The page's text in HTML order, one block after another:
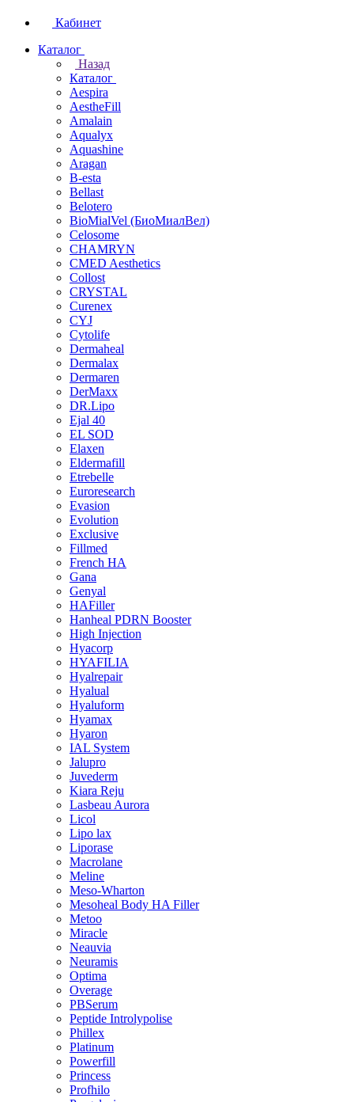
Кабинет
Каталог
Назад
Каталог
Aespira
AestheFill
Amalain
Aqualyx
Aquashine
Aragan
B-esta
Bellast
Belotero
BioMialVel (БиоМиалВел)
Celosome
CHAMRYN
CMED Aesthetics
Collost
CRYSTAL
Curenex
CYJ
Cytolife
Dermaheal
Dermalax
Dermaren
DerMaxx
DR.Lipo
Ejal 40
EL SOD
Elaxen
Eldermafill
Etrebelle
Euroresearch
Evasion
Evolution
Exclusive
Fillmed
French HA
Gana
Genyal
HAFiller
Hanheal PDRN Booster
High Injection
Hyacorp
HYAFILIA
Hyalrepair
Hyalual
Hyaluform
Hyamax
Hyaron
IAL System
Jalupro
Juvederm
Kiara Reju
Lasbeau Aurora
Licol
Lipo lax
Liporase
Macrolane
Meline
Meso-Wharton
Mesoheal Body HA Filler
Metoo
Miracle
Neauvia
Neuramis
Optima
Overage
PBSerum
Peptide Introlypolise
Phillex
Platinum
Powerfill
Princess
Profhilo